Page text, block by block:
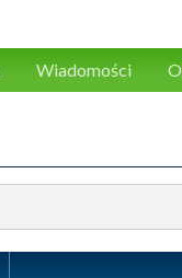
Wiadomości